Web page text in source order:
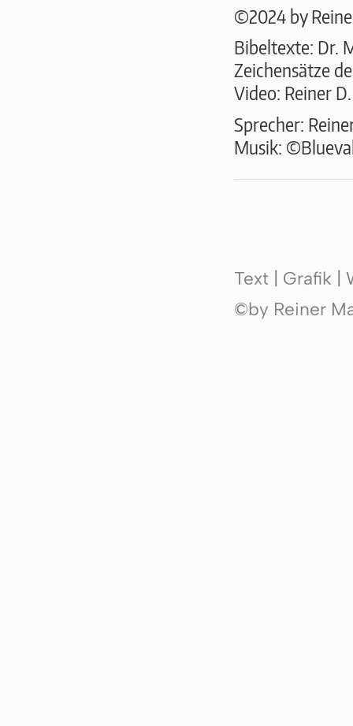
©2024 by
Bibeltexte: Dr.
Zeichensätze
Video: Reiner
Sprecher:
Musik:
Text | Grafik |
©by Reiner